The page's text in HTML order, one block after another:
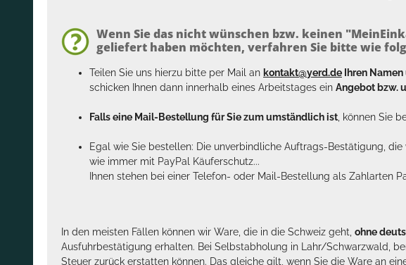
Wenn Sie das nicht wünschen bzw. keinen
geliefert haben möchten, verfahren Sie bitte wie
Teilen Sie uns hierzu bitte per Mail an kontakt@yerd.de Ihren
schicken Ihnen dann innerhalb eines Arbeitstages ein Angebot bzw.
Falls eine Mail-Bestellung für Sie zum umständlich ist , können Sie
Egal wie Sie bestellen: Die unverbindliche Auftrags-Bestätigung,
wie immer mit PayPal Käuferschutz...
Ihnen stehen bei einer Telefon- oder Mail-Bestellung als Zahlarten
In den meisten Fällen können wir Ware, die in die Schweiz geht, ohne
Ausfuhrbestätigung erhalten. Bei Selbstabholung in Lahr/Schwarzwald,
Steuer zurück erstatten können. Das gleiche gilt, wenn Sie die Ware an